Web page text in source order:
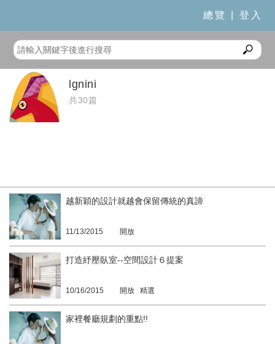
總覽 登入
lgnini
共30篇
越新穎的設計就越會保留傳統的真諦
11/13/2015 開放
打造紓壓臥室--空間設計６提案
10/16/2015 開放 精選
家裡餐廳規劃的重點!!